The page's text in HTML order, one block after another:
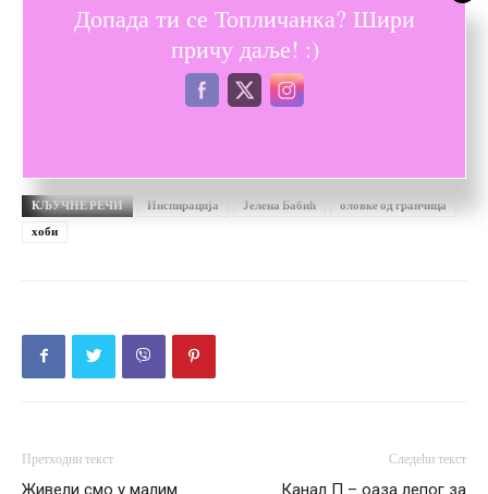
Душа од жене
Топличанка је душа од жене.
КЉУЧНЕ РЕЧИ Инспирација Јелена Бабић
оловке од гранчица
хоби
Претходни текст
Живели смо у малим
Следећи текст
Канал П – оаза лепог за
Допада ти се Топличанка? Шири
причу даље! :)